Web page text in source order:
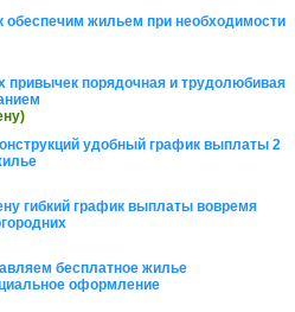
обеспечим жильем при необходимости
привычек порядочная и трудолюбивая
удобный график выплаты 2
гибкий график выплаты вовремя
бесплатное жилье
оформление